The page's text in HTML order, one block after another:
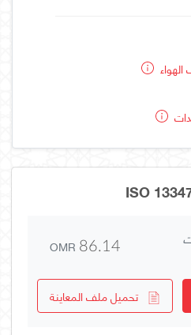
OMR 86.14
تحميل ملف المعاينة